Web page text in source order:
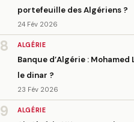
portefeuille des Algériens ?
24 Fév 2026
8 ALGÉRIE
Banque d’Algérie :
le dinar ?
23 Fév 2026
9 ALGÉRIE